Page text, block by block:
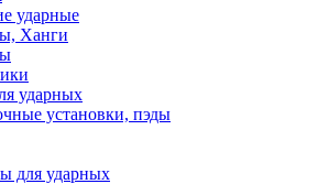
ударные
Ханги
ударных
установки, пэды
для ударных